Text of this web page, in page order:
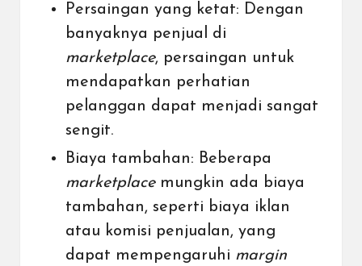
Persaingan yang ketat: Dengan
banyaknya penjual di
marketplace, persaingan untuk
mendapatkan perhatian
pelanggan dapat menjadi sangat
sengit.
Biaya tambahan: Beberapa
marketplacemungkin ada biaya
tambahan, seperti biaya iklan
atau komisi penjualan, yang
dapat mempengaruhi margin